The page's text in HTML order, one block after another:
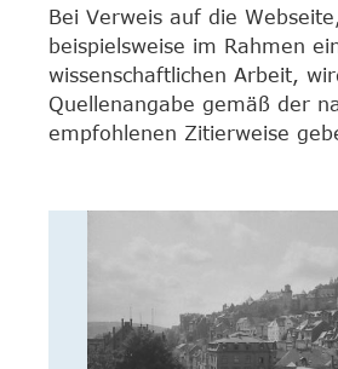
Bei Verweis auf die
beispielsweise im Rahmen
wissenschaftlichen Arbeit,
Quellenangabe gemäß der
empfohlenen Zitierweise